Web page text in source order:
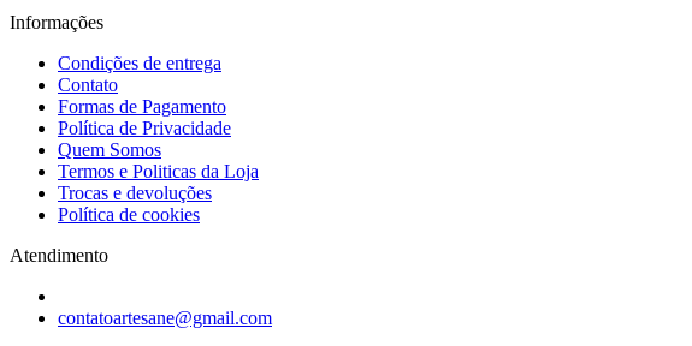
Informações
Condições de entrega
Contato
Formas de Pagamento
Política de Privacidade
Quem Somos
Termos e Politicas da Loja
Trocas e devoluções
Política de cookies
Atendimento
contatoartesane@gmail.com